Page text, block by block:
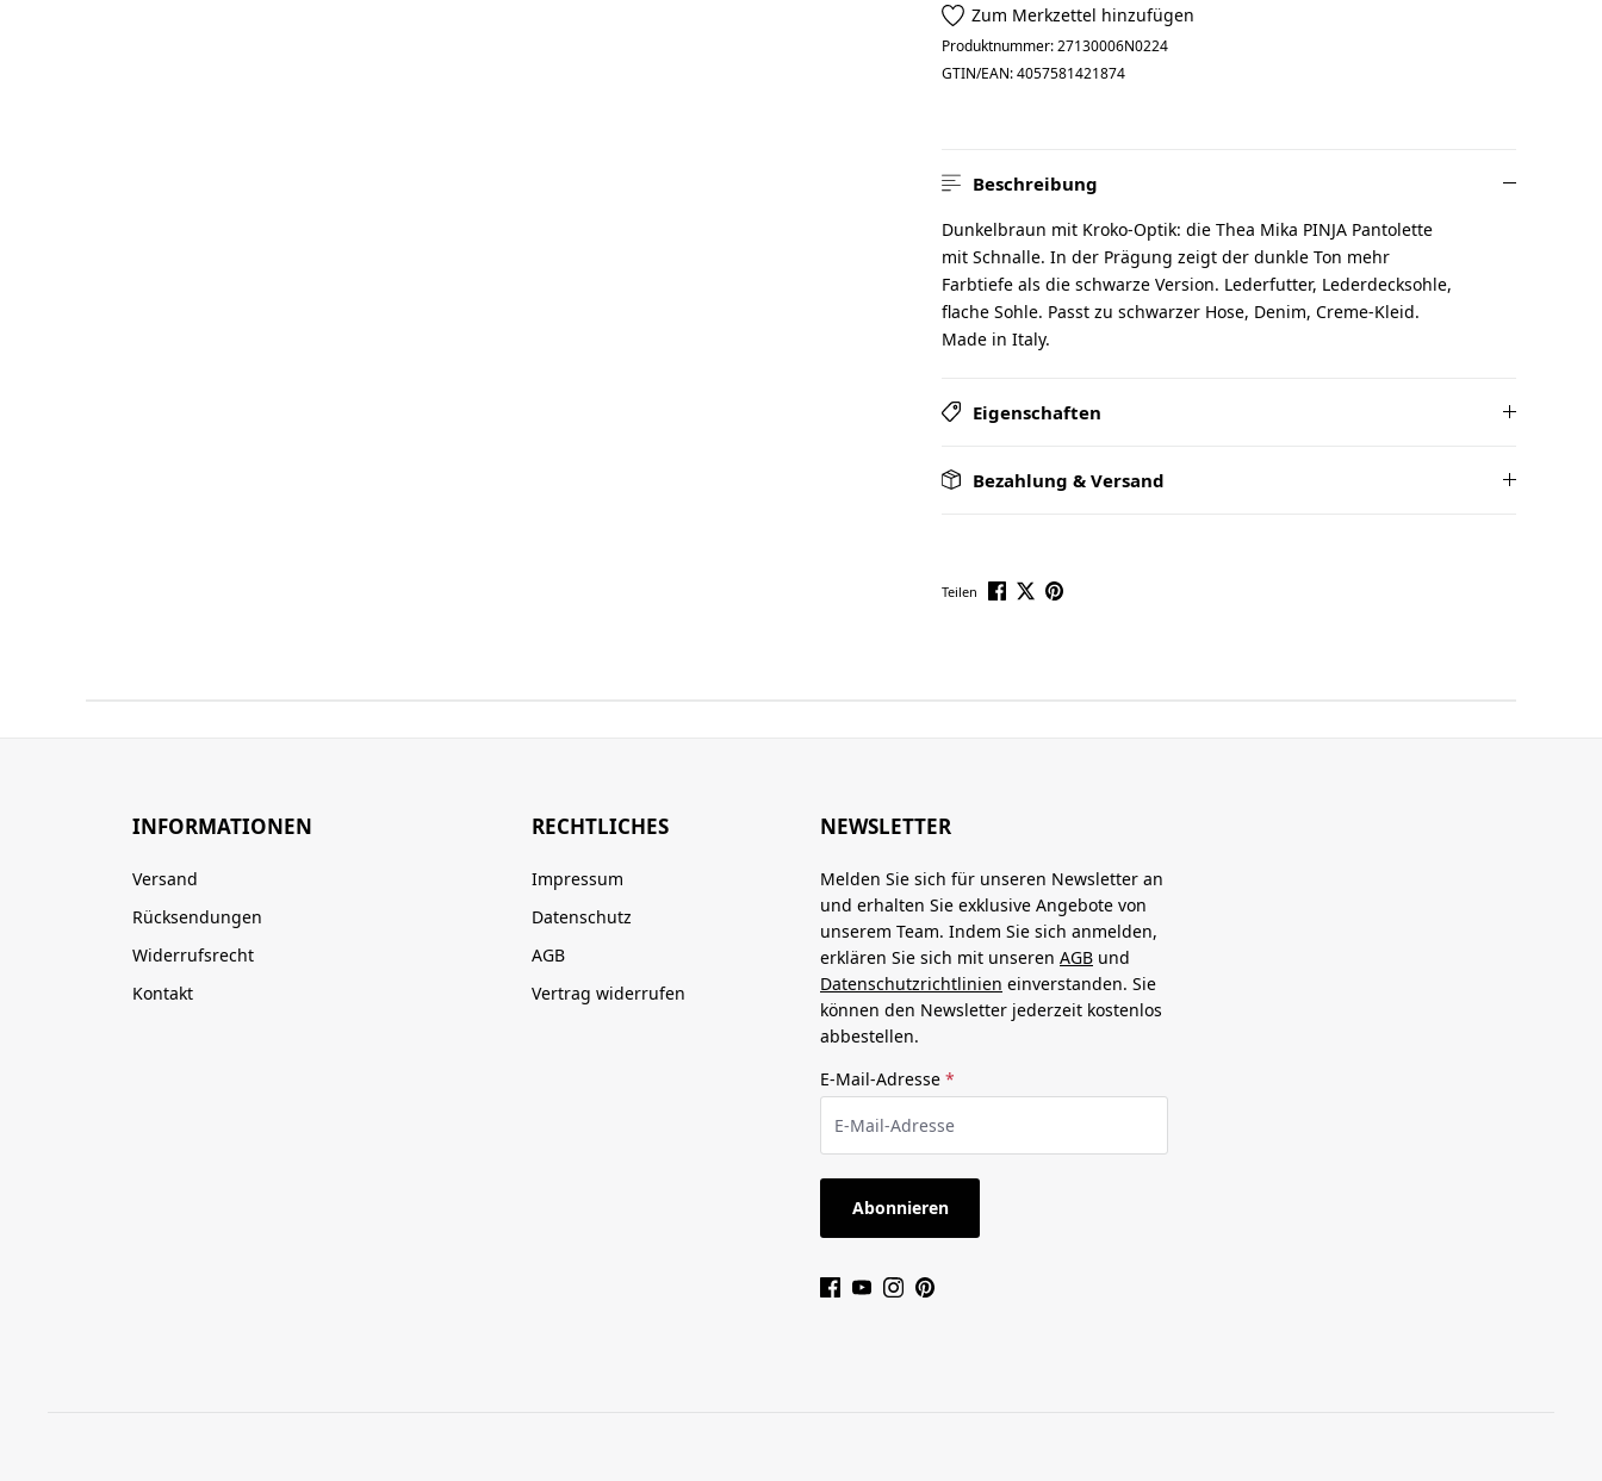
Zum Merkzettel hinzufügen
Produktnummer:27130006N0224
GTIN/EAN:4057581421874
Beschreibung
Dunkelbraun mit Kroko-Optik: die Thea Mika PINJA Pantolette
mit Schnalle. In der Prägung zeigt der dunkle Ton mehr
Farbtiefe als die schwarze Version. Lederfutter, Lederdecksohle,
flache Sohle. Passt zu schwarzer Hose, Denim, Creme-Kleid.
Made in Italy.
Eigenschaften
Bezahlung & Versand
Teilen
INFORMATIONEN
Versand
Rücksendungen
Widerrufsrecht
Kontakt
RECHTLICHES
Impressum
Datenschutz
AGB
Vertrag widerrufen
NEWSLETTER
Melden Sie sich für unseren Newsletter an
und erhalten Sie exklusive Angebote von
unserem Team. Indem Sie sich anmelden,
erklären Sie sich mit unseren AGB und
Datenschutzrichtlinien einverstanden. Sie
können den Newsletter jederzeit kostenlos
abbestellen.
E-Mail-Adresse *
Abonnieren